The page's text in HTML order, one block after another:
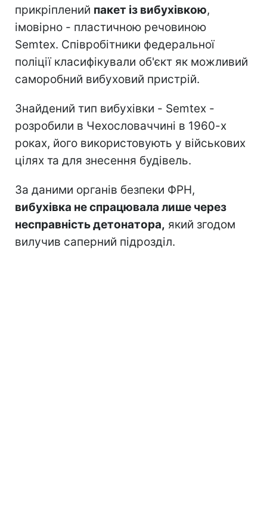
прикріплений пакет із вибухівкою,
імовірно - пластичною речовиною
Semtex. Співробітники федеральної
поліції класифікували об'єкт як можливий
саморобний вибуховий пристрій.
Знайдений тип вибухівки - Semtex -
розробили в Чехословаччині в 1960-х
роках, його використовують у військових
цілях та для знесення будівель.
За даними органів безпеки ФРН,
вибухівка не спрацювала лише через
несправність детонатора, який згодом
вилучив саперний підрозділ.